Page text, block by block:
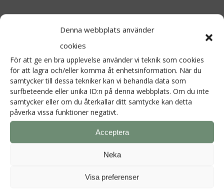
Denna webbplats använder
cookies
För att ge en bra upplevelse använder vi teknik som cookies
för att lagra och/eller komma åt enhetsinformation. När du
samtycker till dessa tekniker kan vi behandla data som
surfbeteende eller unika ID:n på denna webbplats. Om du inte
samtycker eller om du återkallar ditt samtycke kan detta
påverka vissa funktioner negativt.
Acceptera
Neka
Visa preferenser
Din e-postadress kommer inte publiceras.
Kommentar*